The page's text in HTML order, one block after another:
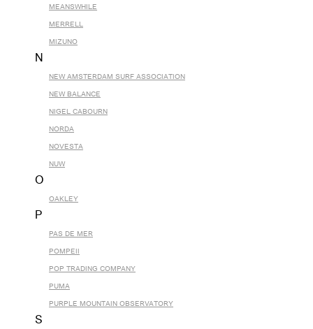
MEANSWHILE
MERRELL
MIZUNO
N
NEW AMSTERDAM SURF ASSOCIATION
NEW BALANCE
NIGEL CABOURN
NORDA
NOVESTA
NUW
O
OAKLEY
P
PAS DE MER
POMPEII
POP TRADING COMPANY
PUMA
PURPLE MOUNTAIN OBSERVATORY
S